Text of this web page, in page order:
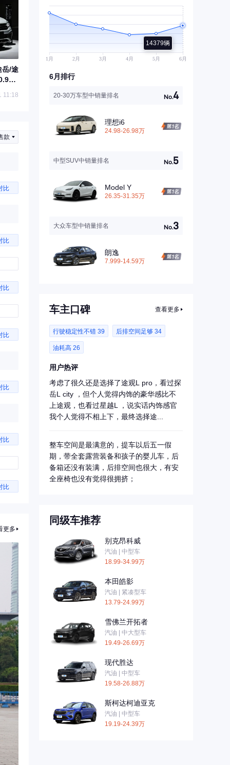
岳/途
11:18
款
比
比
比
比
比
比
比
更多
14379辆
6月排行
20-30万车型中销量排名 No.4
理想i6
24.98-26.98万
中型SUV中销量排名 No.5
Model Y
26.35-31.35万
大众车型中销量排名 No.3
朗逸
7.999-14.59万
车主口碑 查看更多
行驶稳定性不错 39 后排空间足够 34
油耗高 26
用户热评
考虑了很久还是选择了途观L pro，看过探
岳L city ，但个人觉得内饰的豪华感比不
上途观，也看过星越L ，说实话内饰感官
我个人觉得不相上下，最终选择途...
整车空间是最满意的，提车以后五一假
期，带全套露营装备和孩子的婴儿车，后
备箱还没有装满，后排空间也很大，有安
全座椅也没有觉得很拥挤；
同级车推荐
别克昂科威
汽油 | 中型车
18.99-34.99万
本田皓影
汽油 | 紧凑型车
13.79-24.99万
雪佛兰开拓者
汽油 | 中大型车
19.49-26.69万
现代胜达
汽油 | 中型车
19.58-26.88万
斯柯达柯迪亚克
汽油 | 中型车
19.19-24.39万